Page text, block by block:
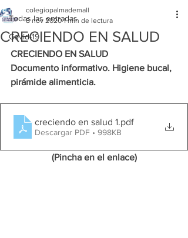
Todas las entradas
Covid-19
CRECIENDO EN SALUD
colegiopalmademall
8 nov 2020 1 min de lectura
CRECIENDO EN SALUD
Documento informativo. Higiene bucal,
pirámide alimenticia.
creciendo en salud 1.pdf
Descargar PDF • 998KB
(Pincha en el enlace)